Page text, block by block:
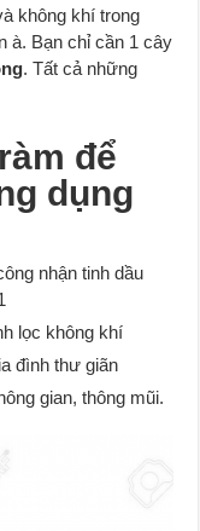
không khí trong
à. Bạn chỉ cần 1 cây
. Tất cả những
để
dụng
nhận tinh dầu
lọc không khí
đình thư giãn
gian, thông mũi.